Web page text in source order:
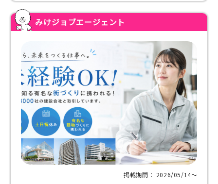
みけジョブエージェント
掲載期間： 2026/05/14〜